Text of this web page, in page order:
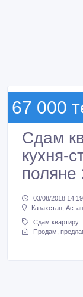
67 000
Сдам
кухня-
поляне
03/08/2018 14:19
Казахстан,
Сдам квартиру
Продам,